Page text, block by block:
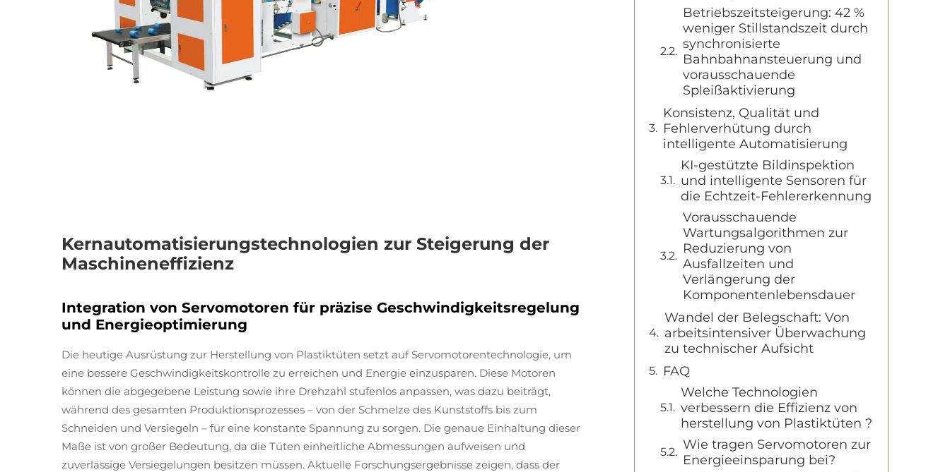
Kernautomatisierungstechnologien zur Steigerung der
Maschineneffizienz
Integration von Servomotoren für präzise Geschwindigkeitsregelung
und Energieoptimierung
Die heutige Ausrüstung zur Herstellung von Plastiktüten setzt auf Servomotorentechnologie, um
eine bessere Geschwindigkeitskontrolle zu erreichen und Energie einzusparen. Diese Motoren
können die abgegebene Leistung sowie ihre Drehzahl stufenlos anpassen, was dazu beiträgt,
während des gesamten Produktionsprozesses – von der Schmelze des Kunststoffs bis zum
Schneiden und Versiegeln – für eine konstante Spannung zu sorgen. Die genaue Einhaltung dieser
Maße ist von großer Bedeutung, da die Tüten einheitliche Abmessungen aufweisen und
zuverlässige Versiegelungen besitzen müssen. Aktuelle Forschungsergebnisse zeigen, dass der
Betriebszeitsteigerung: 42 %
weniger Stillstandszeit durch
synchronisierte
Bahnbahnansteuerung und
vorausschauende
Spleißaktivierung
Konsistenz, Qualität und
Fehlerverhütung durch
intelligente Automatisierung
KI-gestützte Bildinspektion
und intelligente Sensoren für
die Echtzeit-Fehlererkennung
Vorausschauende
Wartungsalgorithmen zur
Reduzierung von
Ausfallzeiten und
Verlängerung der
Komponentenlebensdauer
Wandel der Belegschaft: Von
arbeitsintensiver Überwachung
zu technischer Aufsicht
FAQ
Welche Technologien
verbessern die Effizienz von
herstellung von Plastiktüten ?
Wie tragen Servomotoren zur
Energieeinsparung bei?